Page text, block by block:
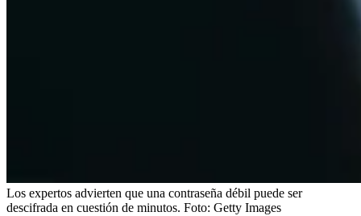
Los expertos advierten que una contraseña débil puede ser
descifrada en cuestión de minutos. Foto: Getty Images